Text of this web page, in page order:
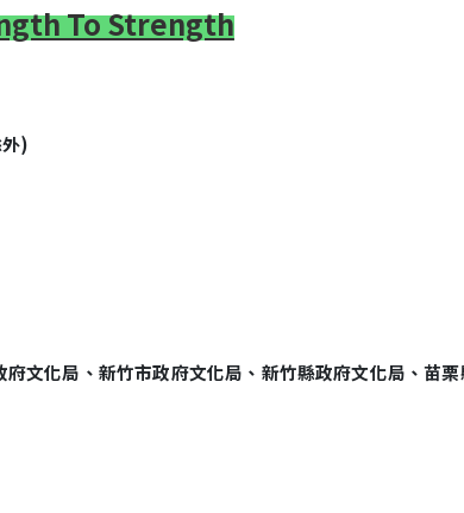
To Strength
)
文化局、新竹市政府文化局、新竹縣政府文化局、苗